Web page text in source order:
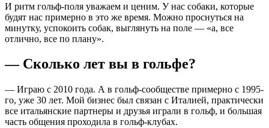
И ритм гольф-поля уважаем и ценим. У нас собаки, которые
будят нас примерно в это же время. Можно проснуться на
минутку, успокоить собак, выглянуть на поле — «а, все
отлично, все по плану».
— Сколько лет вы в гольфе?
— Играю с 2010 года. А в гольф-сообществе примерно с 1995-
го, уже 30 лет. Мой бизнес был связан с Италией, практически
все итальянские партнеры и друзья играли в гольф, и большая
часть общения проходила в гольф-клубах.